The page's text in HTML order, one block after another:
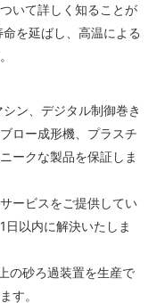
いて詳しく知ることが
を延ばし、高温による
ン、デジタル制御巻き
ロー成形機、プラスチ
ークな製品を保証しま
ービスをご提供してい
日以内に解決いたしま
の砂ろ過装置を生産で
す。